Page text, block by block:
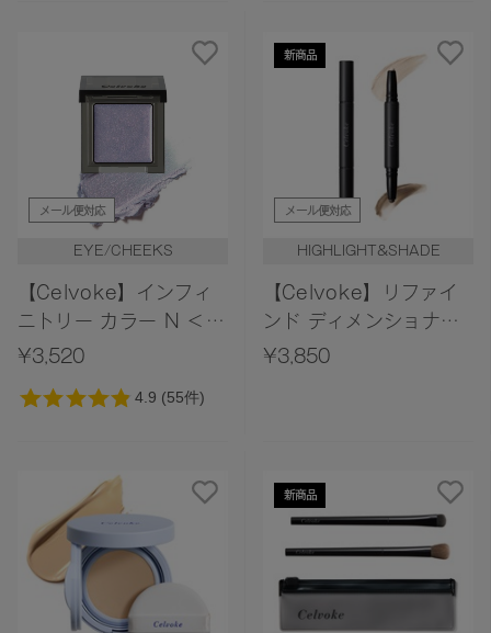
メール便対応
EYE/CHEEKS
【Celvoke】インフィ
ニトリー カラー N ＜全
11色＞
¥3,520
新商品
メール便対応
HIGHLIGHT&SHADE
【Celvoke】リファイ
ンド ディメンショナル
スティック 01＜2026
¥3,850
新商品